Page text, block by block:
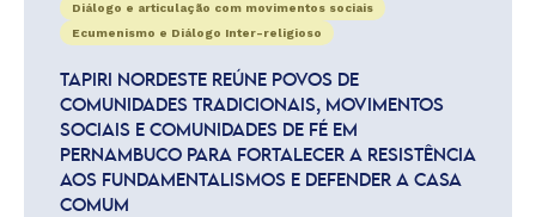
Diálogo e articulação com movimentos sociais
Ecumenismo e Diálogo Inter-religioso
TAPIRI NORDESTE REÚNE POVOS DE
COMUNIDADES TRADICIONAIS, MOVIMENTOS
SOCIAIS E COMUNIDADES DE FÉ EM
PERNAMBUCO PARA FORTALECER A RESISTÊNCIA
AOS FUNDAMENTALISMOS E DEFENDER A CASA
COMUM